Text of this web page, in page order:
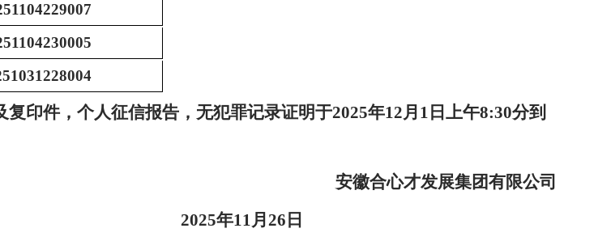
印件，个人征信报告，无犯罪记录证明于2025年12月1日上午8:30分到
安徽合心才发展集团有限公司
年11月 26 日